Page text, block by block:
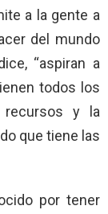
a la gente a
del mundo
“aspiran a
todos los
recursos y la
que tiene las
por tener